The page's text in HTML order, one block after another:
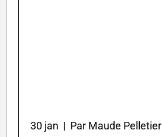
30 jan | Par Maude Pelletier